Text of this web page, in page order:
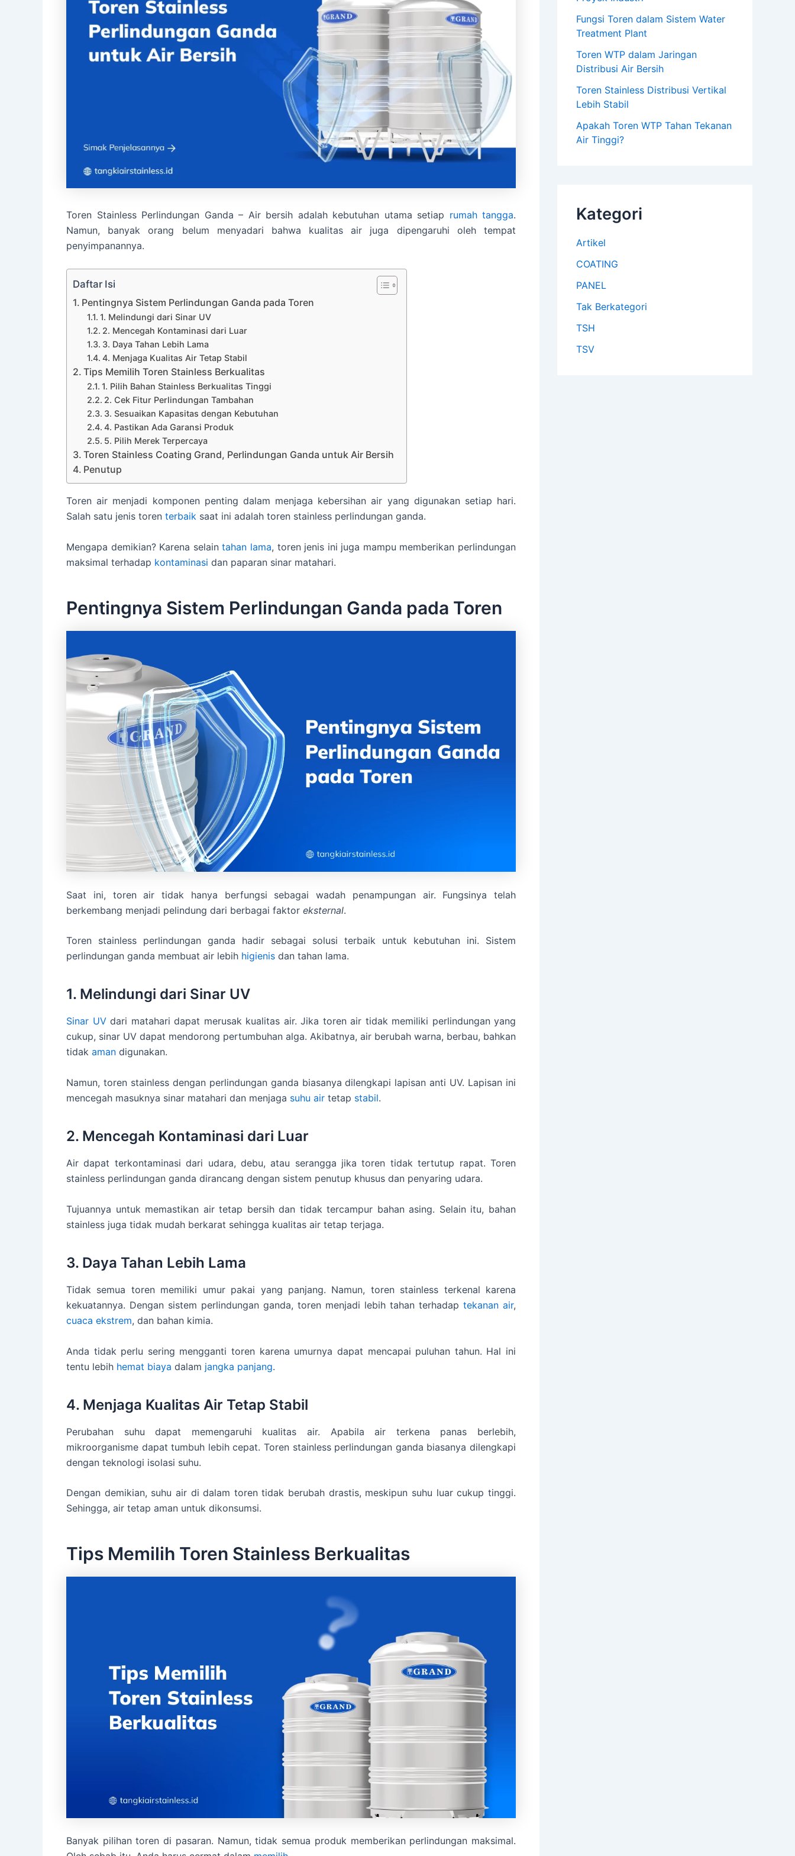
Toren Stainless Perlindungan Ganda – Air bersih adalah kebutuhan utama setiap rumah tangga.
Namun, banyak orang belum menyadari bahwa kualitas air juga dipengaruhi oleh tempat
penyimpanannya.
Daftar Isi
Pentingnya Sistem Perlindungan Ganda pada Toren
1. Melindungi dari Sinar UV
2. Mencegah Kontaminasi dari Luar
3. Daya Tahan Lebih Lama
4. Menjaga Kualitas Air Tetap Stabil
Tips Memilih Toren Stainless Berkualitas
1. Pilih Bahan Stainless Berkualitas Tinggi
2. Cek Fitur Perlindungan Tambahan
3. Sesuaikan Kapasitas dengan Kebutuhan
4. Pastikan Ada Garansi Produk
5. Pilih Merek Terpercaya
Toren Stainless Coating Grand, Perlindungan Ganda untuk Air Bersih
Penutup
Toren air menjadi komponen penting dalam menjaga kebersihan air yang digunakan setiap hari.
Salah satu jenis toren terbaik saat ini adalah toren stainless perlindungan ganda.
Mengapa demikian? Karena selaintahan lama, toren jenis ini juga mampu memberikan perlindungan
maksimal terhadap kontaminasi dan paparan sinar matahari.
Pentingnya Sistem Perlindungan Ganda pada Toren
Saat ini, toren air tidak hanya berfungsi sebagai wadah penampungan air. Fungsinya telah
berkembang menjadi pelindung dari berbagai faktor eksternal.
Toren stainless perlindungan ganda hadir sebagai solusi terbaik untuk kebutuhan ini. Sistem
perlindungan ganda membuat air lebih higienis dan tahan lama.
1. Melindungi dari Sinar UV
Sinar UVdari matahari dapat merusak kualitas air. Jika toren air tidak memiliki perlindungan yang
cukup, sinar UV dapat mendorong pertumbuhan alga. Akibatnya, air berubah warna, berbau, bahkan
tidak aman digunakan.
Namun, toren stainless dengan perlindungan ganda biasanya dilengkapi lapisan anti UV. Lapisan ini
mencegah masuknya sinar matahari dan menjaga suhu air tetap stabil.
2. Mencegah Kontaminasi dari Luar
Air dapat terkontaminasi dari udara, debu, atau serangga jika toren tidak tertutup rapat. Toren
stainless perlindungan ganda dirancang dengan sistem penutup khusus dan penyaring udara.
Tujuannya untuk memastikan air tetap bersih dan tidak tercampur bahan asing. Selain itu, bahan
stainless juga tidak mudah berkarat sehingga kualitas air tetap terjaga.
3. Daya Tahan Lebih Lama
Tidak semua toren memiliki umur pakai yang panjang. Namun, toren stainless terkenal karena
kekuatannya. Dengan sistem perlindungan ganda, toren menjadi lebih tahan terhadap tekanan air,
cuaca ekstrem, dan bahan kimia.
Anda tidak perlu sering mengganti toren karena umurnya dapat mencapai puluhan tahun. Hal ini
tentu lebih hemat biaya dalam jangka panjang.
4. Menjaga Kualitas Air Tetap Stabil
Perubahan suhu dapat memengaruhi kualitas air. Apabila air terkena panas berlebih,
mikroorganisme dapat tumbuh lebih cepat. Toren stainless perlindungan ganda biasanya dilengkapi
dengan teknologi isolasi suhu.
Dengan demikian, suhu air di dalam toren tidak berubah drastis, meskipun suhu luar cukup tinggi.
Sehingga, air tetap aman untuk dikonsumsi.
Tips Memilih Toren Stainless Berkualitas
Banyak pilihan toren di pasaran. Namun, tidak semua produk memberikan perlindungan maksimal.
Fungsi Toren dalam Sistem Water
Treatment Plant
Toren WTP dalam Jaringan
Distribusi Air Bersih
Toren Stainless Distribusi Vertikal
Lebih Stabil
Apakah Toren WTP Tahan Tekanan
Air Tinggi?
Kategori
Artikel
COATING
PANEL
Tak Berkategori
TSH
TSV